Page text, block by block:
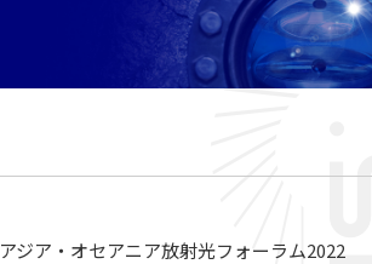
アジア・オセアニア放射光フォーラム2022